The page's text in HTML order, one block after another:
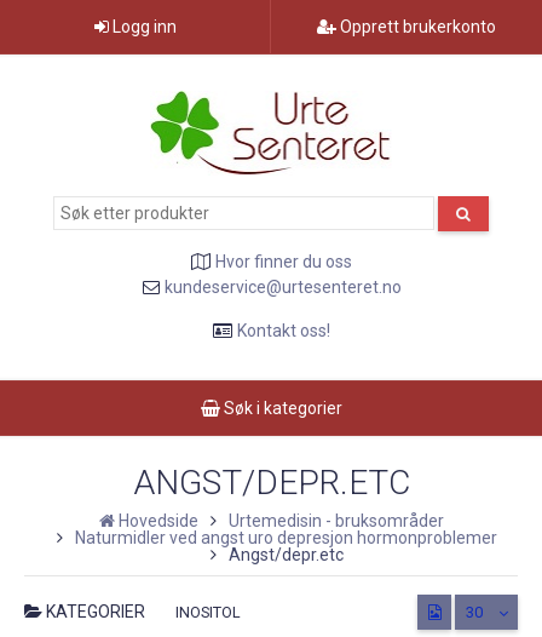
Logg inn Opprett brukerkonto
Hvor finner du oss
kundeservice@urtesenteret.no
Kontakt oss!
Søk i kategorier
ANGST/DEPR.ETC
Hovedside
Urtemedisin - bruksområder
Naturmidler ved angst uro depresjon hormonproblemer
Angst/depr.etc
KATEGORIER INOSITOL 30